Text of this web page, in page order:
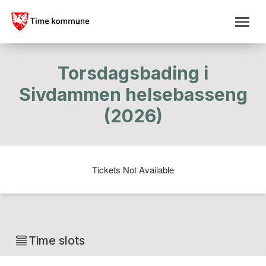
Torsdagsbading i
Sivdammen helsebasseng
(2026)
Tickets Not Available
Time slots